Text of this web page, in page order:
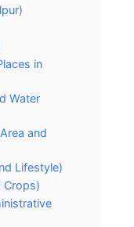
in
Water
Area and
Lifestyle)
Crops)